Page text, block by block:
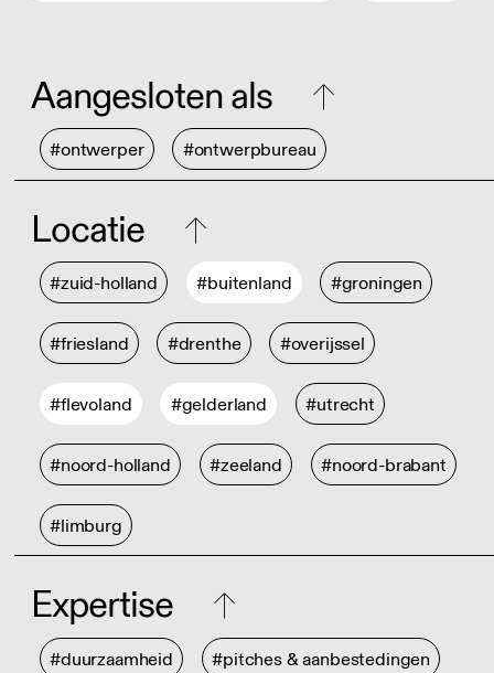
Aangesloten als
#ontwerper #ontwerpbureau
Locatie
#zuid-holland #buitenland #groningen
#friesland #drenthe #overijssel
#flevoland #gelderland #utrecht
#noord-holland #zeeland #noord-brabant
#limburg
Expertise
#duurzaamheid #pitches & aanbestedingen